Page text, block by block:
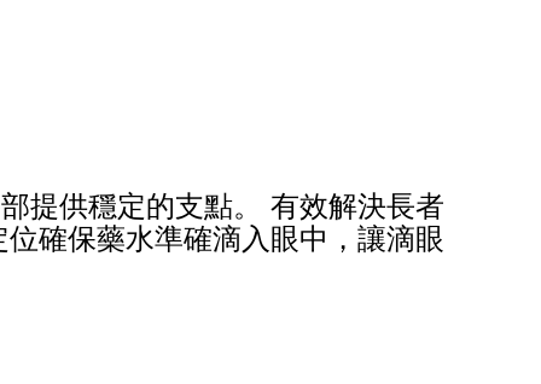
提供穩定的支點。 有效解決長者
確保藥水準確滴入眼中，讓滴眼